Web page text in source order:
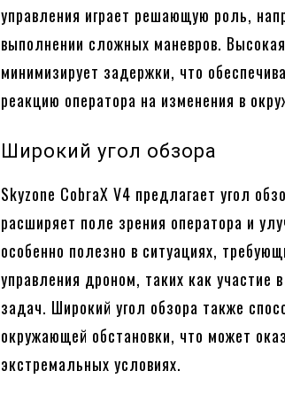
управления играет решающую роль,
выполнении сложных маневров.
минимизирует задержки, что
реакцию оператора на изменения в
Широкий угол обзора
Skyzone CobraX V4 предлагает угол
расширяет поле зрения оператора и
особенно полезно в ситуациях,
управления дроном, таких как участие
задач. Широкий угол обзора также
окружающей обстановки, что может
экстремальных условиях.